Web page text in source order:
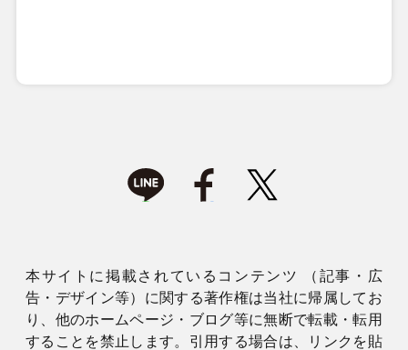
本サイトに掲載されているコンテンツ （記事・広
告・デザイン等）に関する著作権は当社に帰属してお
り、他のホームページ・ブログ等に無断で転載・転用
することを禁止します。引用する場合は、リンクを貼